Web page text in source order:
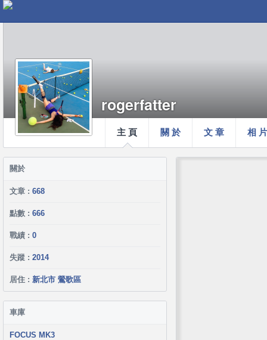
主 頁 關 於 文 章 相 片
rogerfatter
關於
文章 : 668
點數 : 666
戰績 : 0
失蹤 : 2014
居住 : 新北市 鶯歌區
車庫
FOCUS MK3